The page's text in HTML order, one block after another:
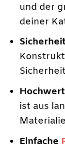
und der
deiner
ist aus
Einfache